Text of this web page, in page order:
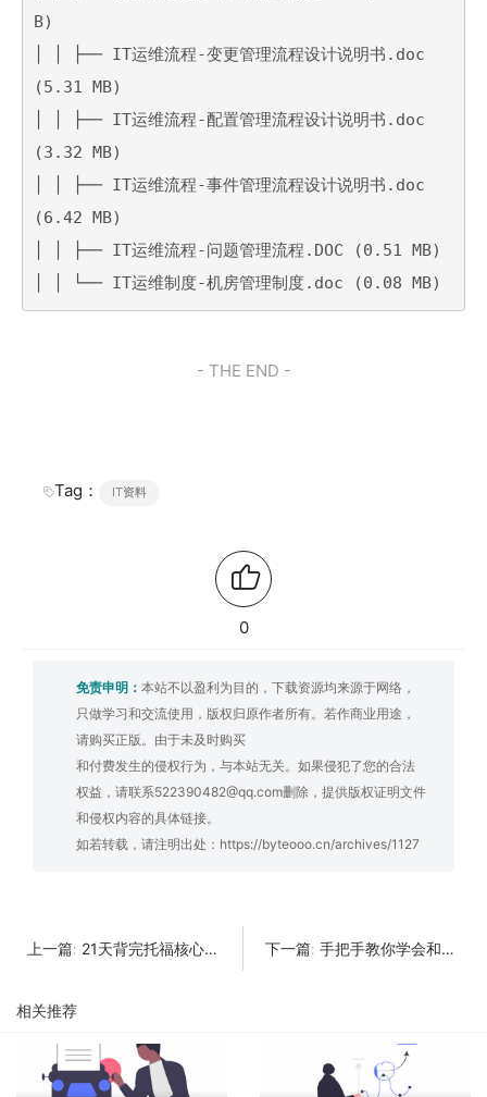
B)
│ │ ├── IT运维流程-变更管理流程设计说明书.doc
(5.31 MB)
│ │ ├── IT运维流程-配置管理流程设计说明书.doc
(3.32 MB)
│ │ ├── IT运维流程-事件管理流程设计说明书.doc
(6.42 MB)
│ │ ├── IT运维流程-问题管理流程.DOC (0.51 MB)
│ │ └── IT运维制度-机房管理制度.doc (0.08 MB)
- THE END -
Tag： IT资料
0
免责申明： 本站不以盈利为目的，下载资源均来源于网络，
只做学习和交流使用，版权归原作者所有。若作商业用途，
请购买正版。由于未及时购买
和付费发生的侵权行为，与本站无关。如果侵犯了您的合法
权益，请联系522390482@qq.com删除，提供版权证明文件
和侵权内容的具体链接。
如若转载，请注明出处： https://byteooo.cn/archives/1127
上一篇: 21天背完托福核心1600词 下一篇: 手把手教你学会和女生聊天
相关推荐